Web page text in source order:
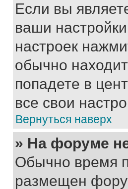
Если вы
ваши
настроек
обычно
попадете в
все свои
Вернуться наверх
» На форуме
Обычно время
размещен